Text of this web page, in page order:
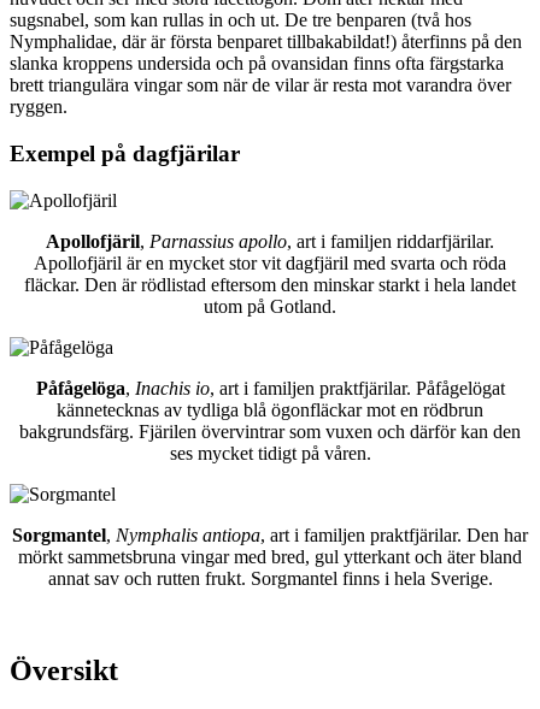
sugsnabel, som kan rullas in och ut. De tre benparen (två hos
Nymphalidae, där är första benparet tillbakabildat!) återfinns på den
slanka kroppens undersida och på ovansidan finns ofta färgstarka
brett triangulära vingar som när de vilar är resta mot varandra över
ryggen.
Exempel på dagfjärilar
Apollofjäril, Parnassius apollo, art i familjen riddarfjärilar.
Apollofjäril är en mycket stor vit dagfjäril med svarta och röda
fläckar. Den är rödlistad eftersom den minskar starkt i hela landet
utom på Gotland.
Påfågelöga, Inachis io, art i familjen praktfjärilar. Påfågelögat
kännetecknas av tydliga blå ögonfläckar mot en rödbrun
bakgrundsfärg. Fjärilen övervintrar som vuxen och därför kan den
ses mycket tidigt på våren.
Sorgmantel, Nymphalis antiopa, art i familjen praktfjärilar. Den har
mörkt sammetsbruna vingar med bred, gul ytterkant och äter bland
annat sav och rutten frukt. Sorgmantel finns i hela Sverige.
Översikt